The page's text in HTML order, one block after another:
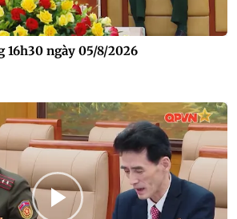
ngày 05/8/2026